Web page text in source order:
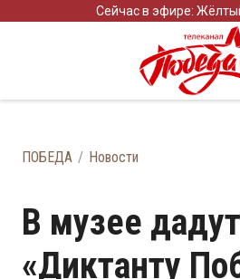
Сейчас в эфире:
ПОБЕДА Новости
В музее
«Диктанту